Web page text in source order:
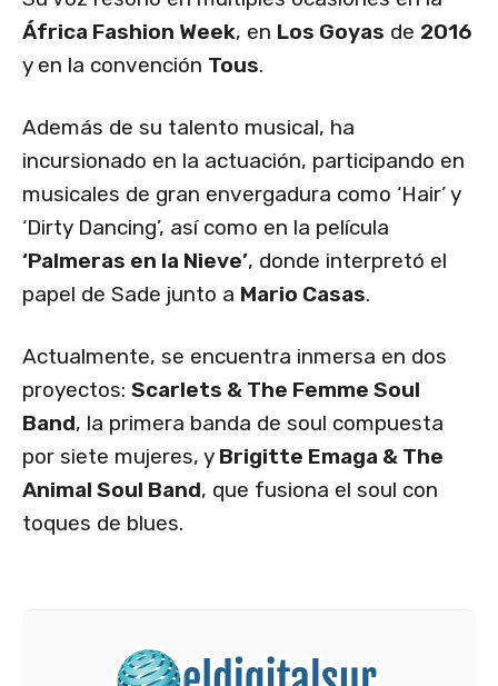
África Fashion Week, en Los Goyas de 2016
y en la convención Tous.
Además de su talento musical, ha
incursionado en la actuación, participando en
musicales de gran envergadura como ‘Hair’ y
‘Dirty Dancing’, así como en la película
‘Palmeras en la Nieve’, donde interpretó el
papel de Sade junto a Mario Casas.
Actualmente, se encuentra inmersa en dos
proyectos: Scarlets & The Femme Soul
Band, la primera banda de soul compuesta
por siete mujeres, y Brigitte Emaga & The
Animal Soul Band, que fusiona el soul con
toques de blues.